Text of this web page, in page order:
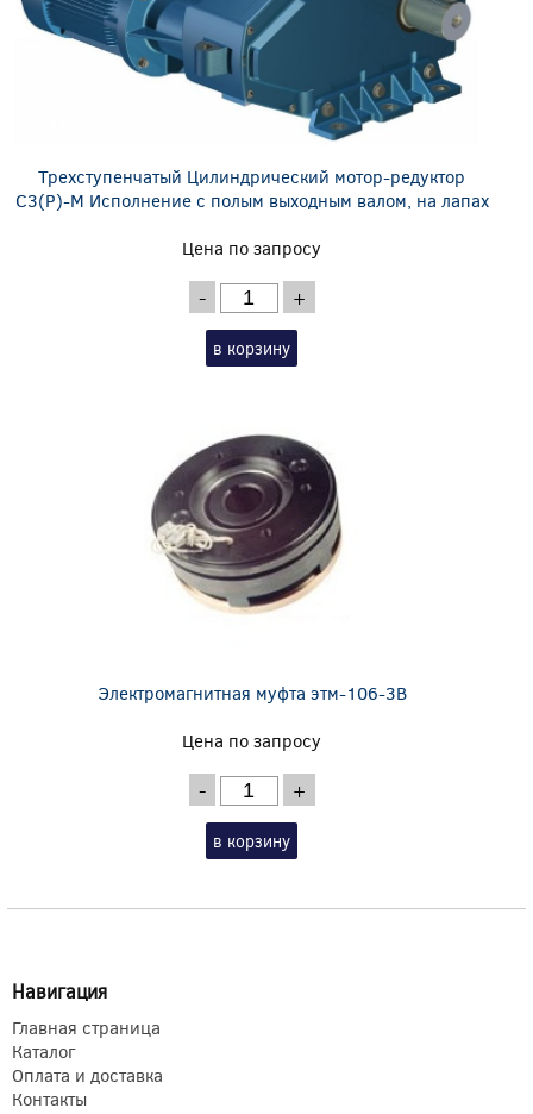
Трехступенчатый Цилиндрический мотор-редуктор
C3(P)-M Исполнение с полым выходным валом, на лапах
Цена по запросу
- +
в корзину
Электромагнитная муфта этм-106-3В
Цена по запросу
- +
в корзину
Навигация
Главная страница
Каталог
Оплата и доставка
Контакты